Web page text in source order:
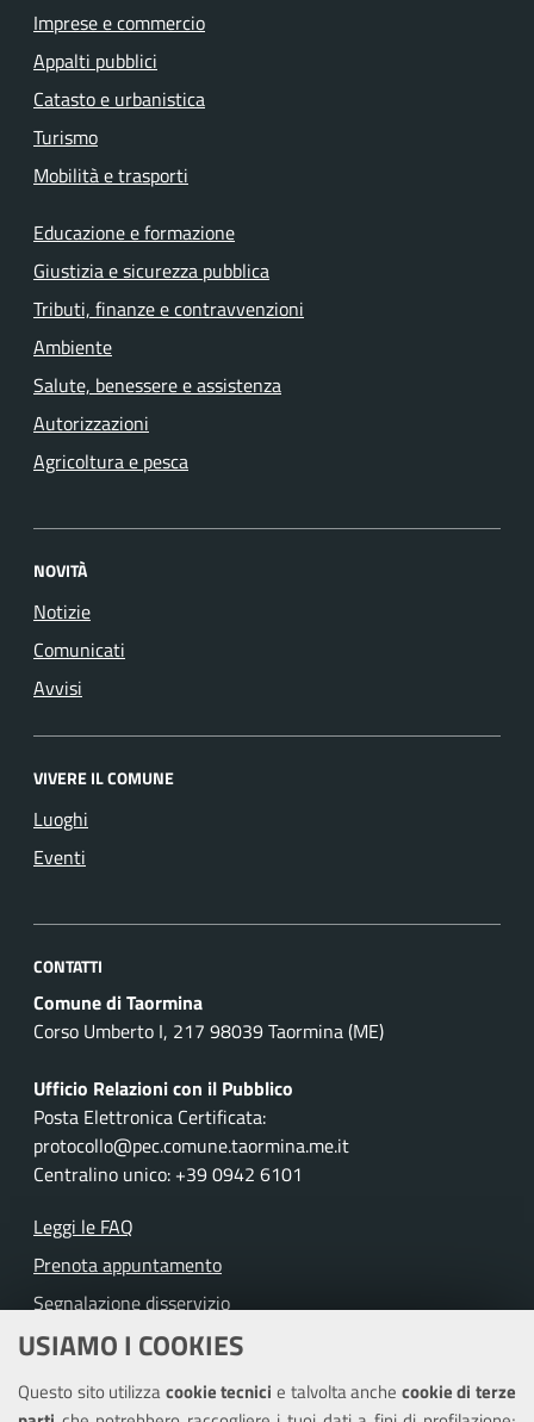
USIAMO I COOKIES
Questo sito utilizzacookie tecnicie talvolta anche cookie di terze
Imprese e commercio
Appalti pubblici
Catasto e urbanistica
Turismo
Mobilità e trasporti
Educazione e formazione
Giustizia e sicurezza pubblica
Tributi, finanze e contravvenzioni
Ambiente
Salute, benessere e assistenza
Autorizzazioni
Agricoltura e pesca
NOVITÀ
Notizie
Comunicati
Avvisi
VIVERE IL COMUNE
Luoghi
Eventi
CONTATTI
Comune di Taormina
Corso Umberto I, 217 98039 Taormina (ME)
Ufficio Relazioni con il Pubblico
Posta Elettronica Certificata:
protocollo@pec.comune.taormina.me.it
Centralino unico: +39 0942 6101
Leggi le FAQ
Prenota appuntamento
Segnalazione disservizio
Richiesta assistenza
Amministrazione trasparente